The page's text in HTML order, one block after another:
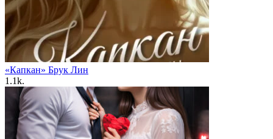
«Капкан» Брук Лин
1.1k.